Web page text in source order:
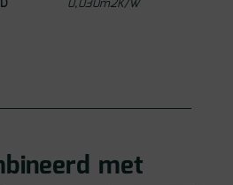
0,030m2K/W
met